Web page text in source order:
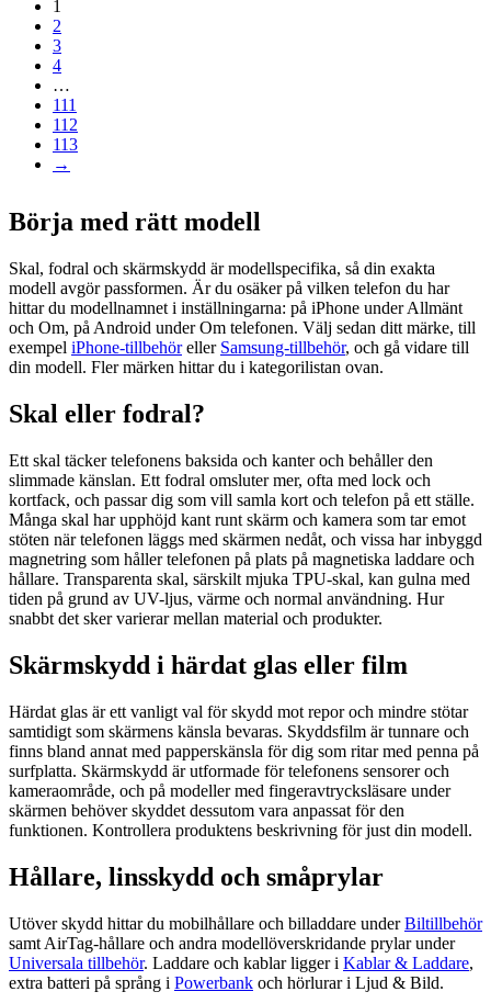
1
2
3
4
…
111
112
113
→
Börja med rätt modell
Skal, fodral och skärmskydd är modellspecifika, så din exakta
modell avgör passformen. Är du osäker på vilken telefon du har
hittar du modellnamnet i inställningarna: på iPhone under Allmänt
och Om, på Android under Om telefonen. Välj sedan ditt märke, till
exempel iPhone-tillbehöreller Samsung-tillbehör, och gå vidare till
din modell. Fler märken hittar du i kategorilistan ovan.
Skal eller fodral?
Ett skal täcker telefonens baksida och kanter och behåller den
slimmade känslan. Ett fodral omsluter mer, ofta med lock och
kortfack, och passar dig som vill samla kort och telefon på ett ställe.
Många skal har upphöjd kant runt skärm och kamera som tar emot
stöten när telefonen läggs med skärmen nedåt, och vissa har inbyggd
magnetring som håller telefonen på plats på magnetiska laddare och
hållare. Transparenta skal, särskilt mjuka TPU-skal, kan gulna med
tiden på grund av UV-ljus, värme och normal användning. Hur
snabbt det sker varierar mellan material och produkter.
Skärmskydd i härdat glas eller film
Härdat glas är ett vanligt val för skydd mot repor och mindre stötar
samtidigt som skärmens känsla bevaras. Skyddsfilm är tunnare och
finns bland annat med papperskänsla för dig som ritar med penna på
surfplatta. Skärmskydd är utformade för telefonens sensorer och
kameraområde, och på modeller med fingeravtrycksläsare under
skärmen behöver skyddet dessutom vara anpassat för den
funktionen. Kontrollera produktens beskrivning för just din modell.
Hållare, linsskydd och småprylar
Utöver skydd hittar du mobilhållare och billaddare underBiltillbehör
samt AirTag-hållare och andra modellöverskridande prylar under
Universala tillbehör. Laddare och kablar ligger i Kablar & Laddare,
extra batteri på språng i Powerbank och hörlurar i Ljud & Bild.